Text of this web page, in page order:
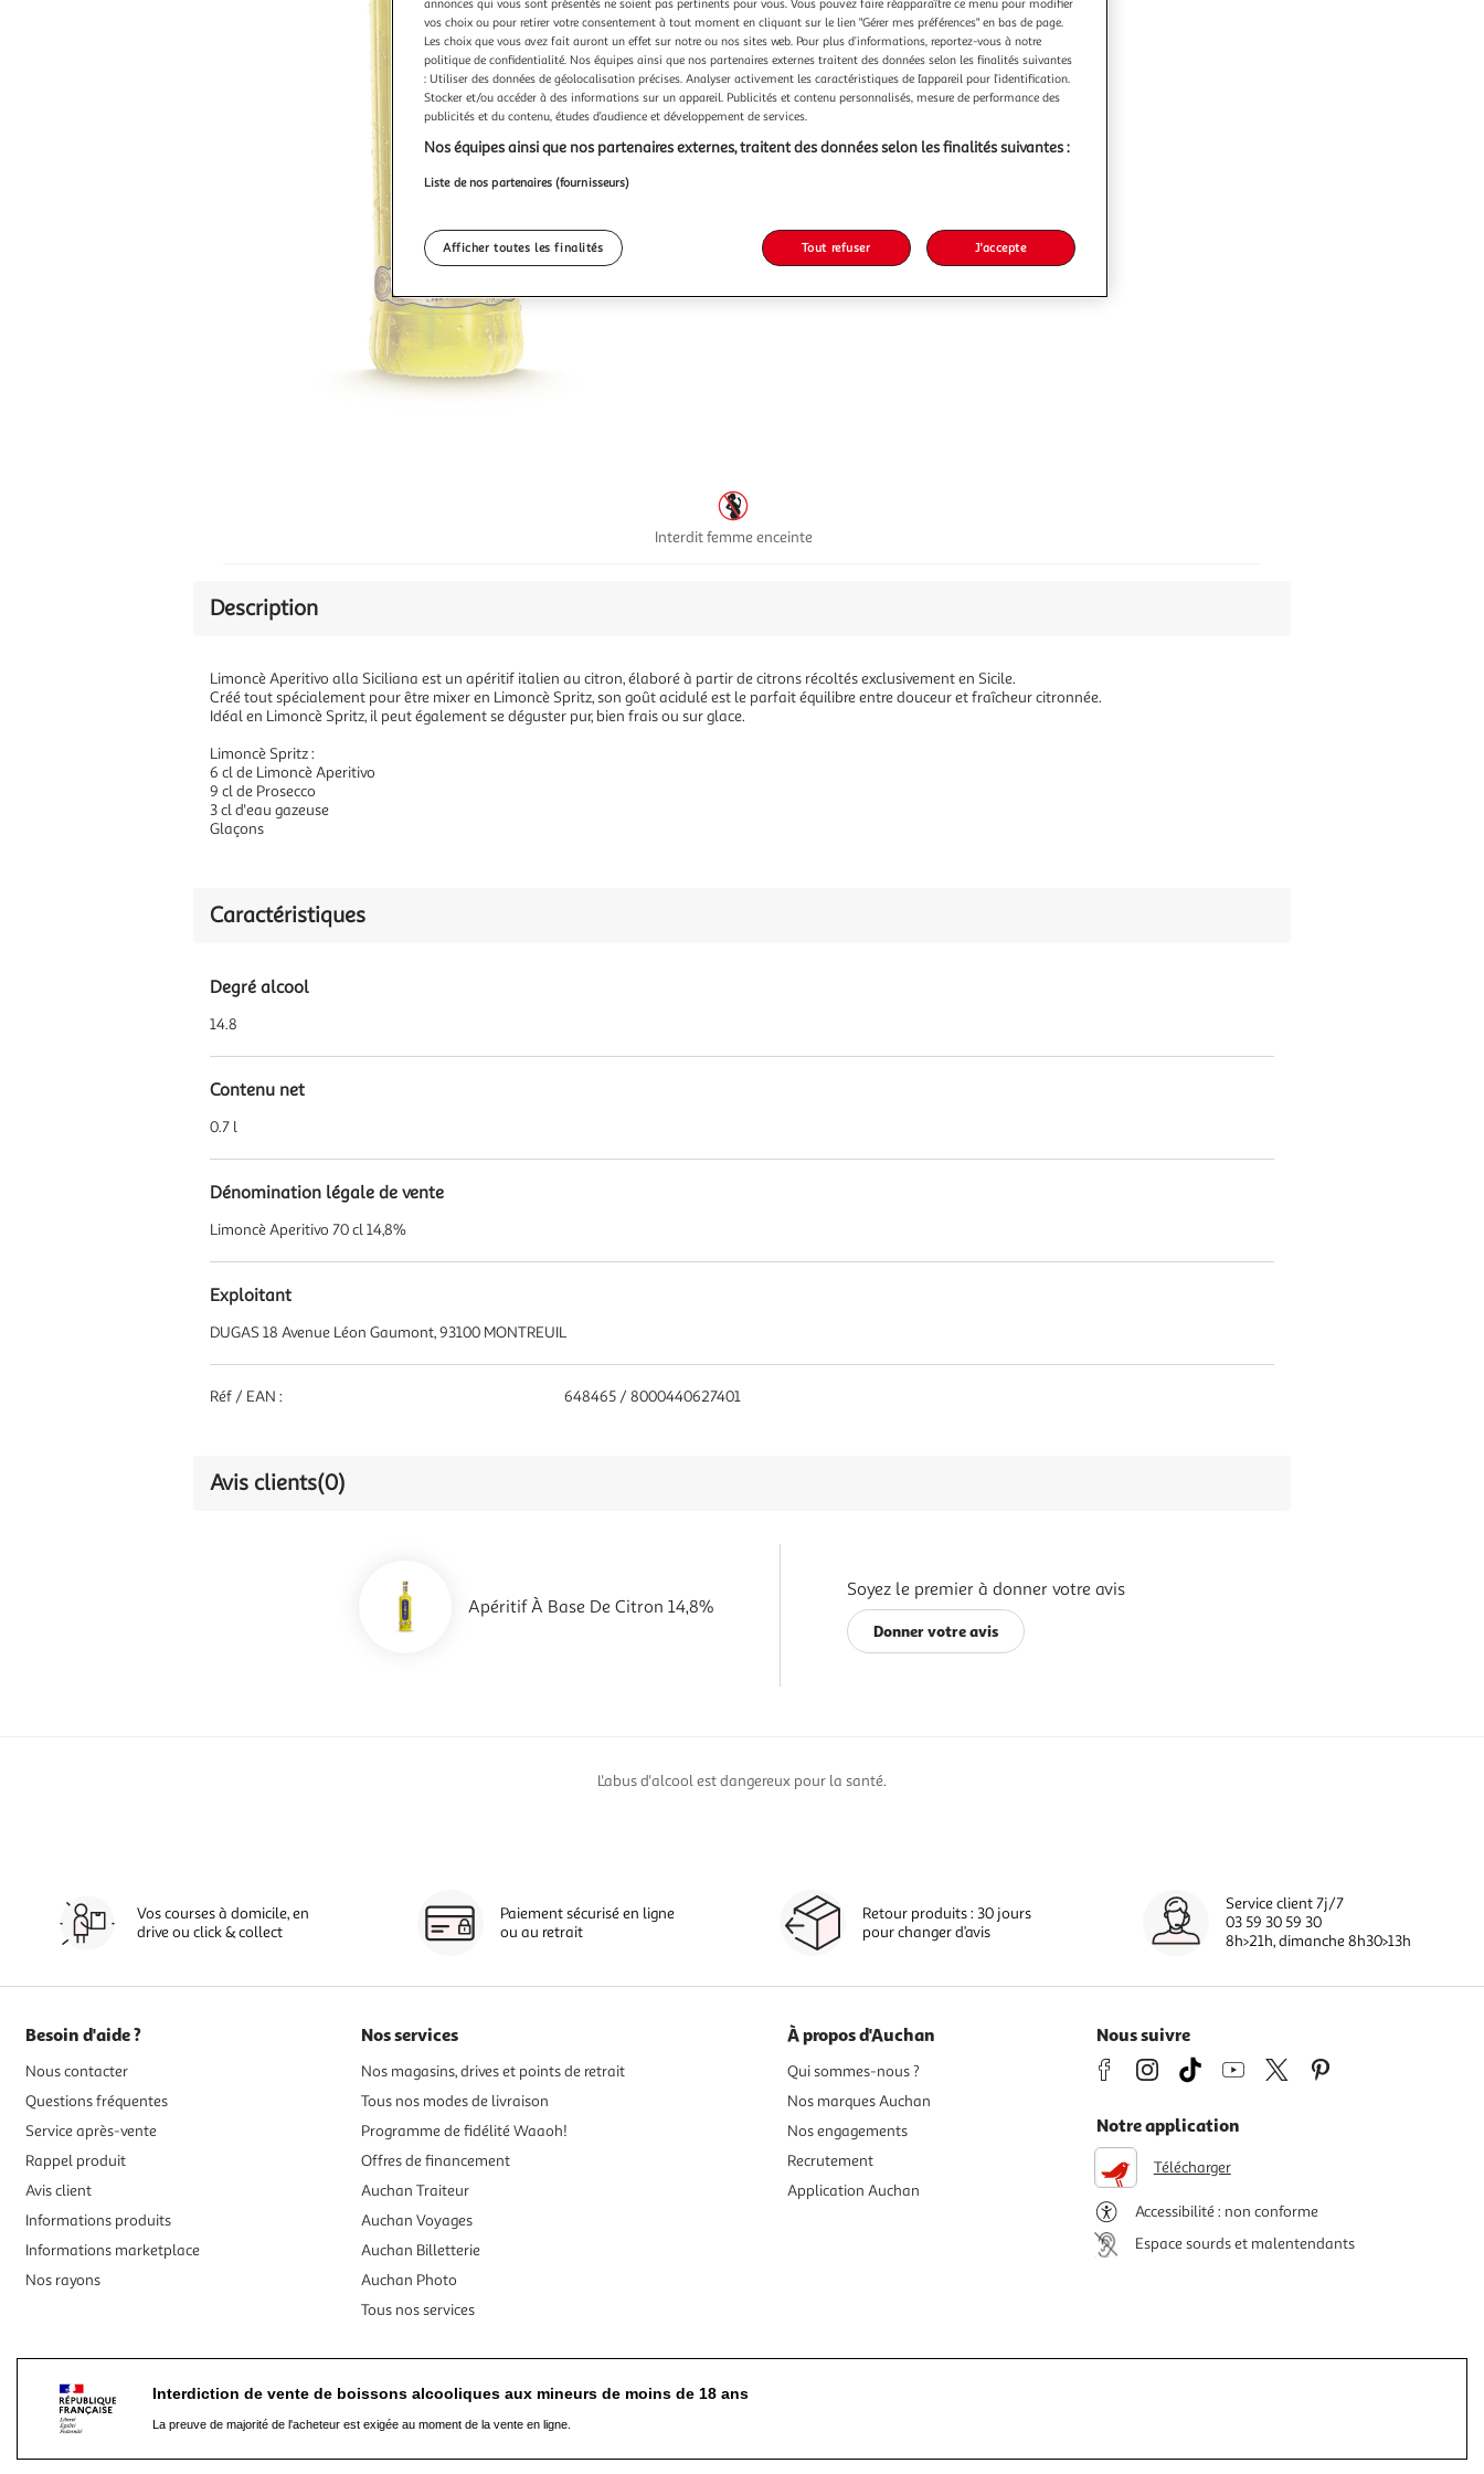
Interdit femme enceinte
Description
Limoncè Aperitivo alla Siciliana est un apéritif italien au citron, élaboré à partir de citrons récoltés exclusivement en Sicile.
Créé tout spécialement pour être mixer en Limoncè Spritz, son goût acidulé est le parfait équilibre entre douceur et fraîcheur citronnée.
Idéal en Limoncè Spritz, il peut également se déguster pur, bien frais ou sur glace.
Limoncè Spritz :
6 cl de Limoncè Aperitivo
9 cl de Prosecco
3 cl d'eau gazeuse
Glaçons
Caractéristiques
Degré alcool
14.8
Contenu net
0.7 l
Dénomination légale de vente
Limoncè Aperitivo 70 cl 14,8%
Exploitant
DUGAS 18 Avenue Léon Gaumont, 93100 MONTREUIL
Réf / EAN : 648465 / 8000440627401
Avis clients(0)
Apéritif À Base De Citron 14,8%
Soyez le premier à donner votre avis
Donner votre avis
L'abus d'alcool est dangereux pour la santé.
Vos courses à domicile, en
drive ou click & collect
Paiement sécurisé en ligne
ou au retrait
Retour produits : 30 jours
pour changer d’avis
Service client 7j/7
03 59 30 59 30
8h>21h, dimanche 8h30>13h
Besoin d'aide ?
Nous contacter
Questions fréquentes
Service après-vente
Rappel produit
Avis client
Informations produits
Informations marketplace
Nos rayons
Nos services
Nos magasins, drives et points de retrait
Tous nos modes de livraison
Programme de fidélité Waaoh!
Offres de financement
Auchan Traiteur
Auchan Voyages
Auchan Billetterie
Auchan Photo
Tous nos services
À propos d'Auchan
Qui sommes-nous ?
Nos marques Auchan
Nos engagements
Recrutement
Application Auchan
Nous suivre
Notre application
Télécharger
Accessibilité : non conforme
Espace sourds et malentendants
Interdiction de vente de boissons alcooliques aux mineurs de moins de 18 ans
La preuve de majorité de l'acheteur est exigée au moment de la vente en ligne.
vos choix ou pour retirer votre consentement à tout moment en cliquant sur le lien "Gérer mes préférences" en bas de page.
Les choix que vous avez fait auront un effet sur notre ou nos sites web. Pour plus d’informations, reportez-vous à notre
politique de confidentialité. Nos équipes ainsi que nos partenaires externes traitent des données selon les finalités suivantes
: Utiliser des données de géolocalisation précises. Analyser activement les caractéristiques de l’appareil pour l’identification.
Stocker et/ou accéder à des informations sur un appareil. Publicités et contenu personnalisés, mesure de performance des
publicités et du contenu, études d’audience et développement de services.
Nos équipes ainsi que nos partenaires externes, traitent des données selon les finalités suivantes :
Liste de nos partenaires (fournisseurs)
Afficher toutes les finalités Tout refuser J'accepte